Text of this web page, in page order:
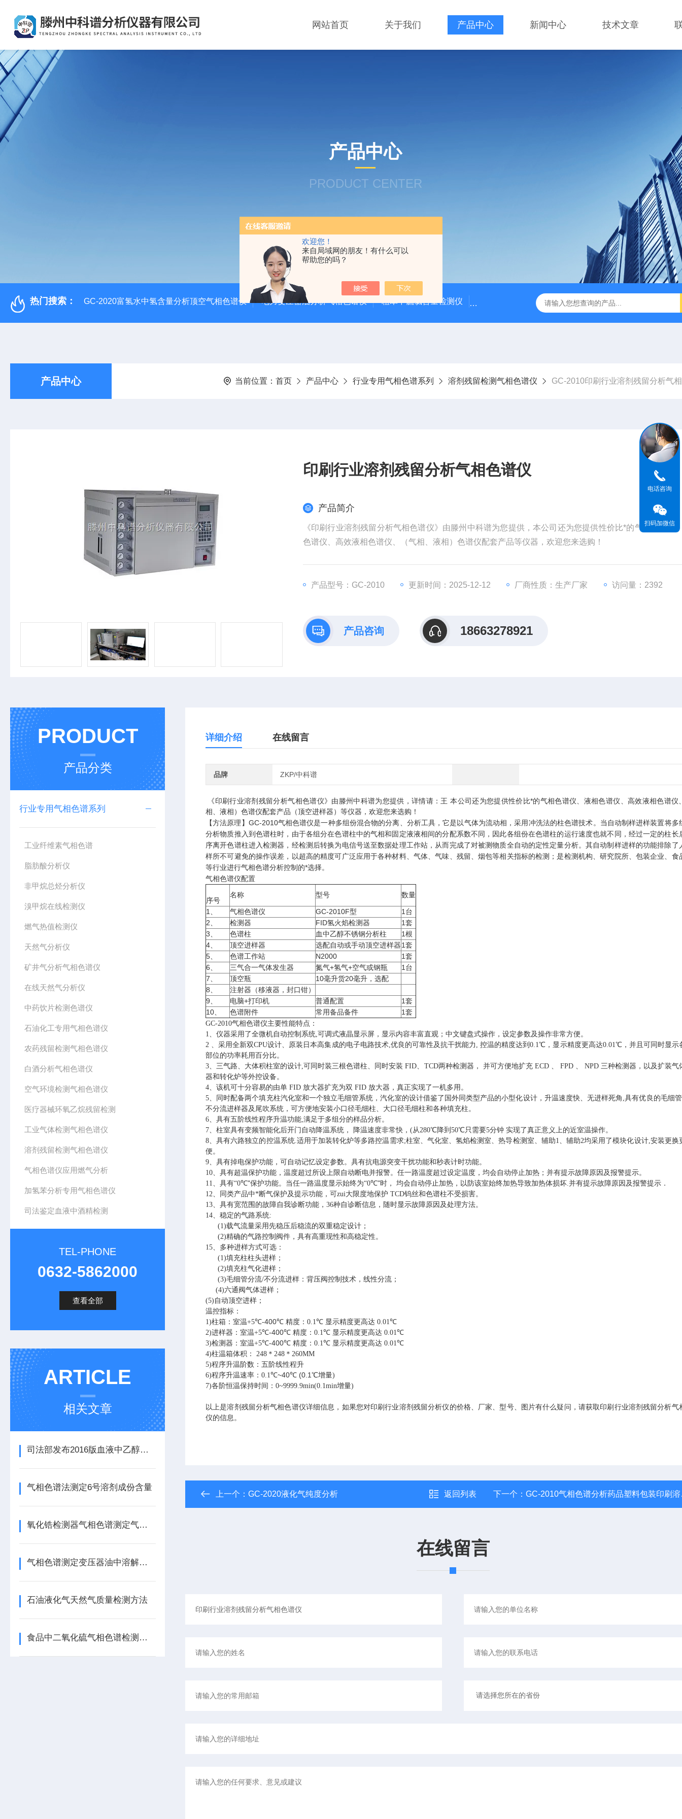
欢迎您！
来自局域网的朋友！有什么可以
帮助您的吗？
网站首页 关于我们 产品中心 新闻中心 技术文章
产品中心
PRODUCT CENTER
热门搜索： GC-2020富氢水中氢含量分析顶空气相色谱仪 电力变压器油分析气相色谱仪 粗苯中硫氯含量检测仪 国产气相色谱仪价格/国产气相色谱仪厂家
产品中心 当前位置： 首页 产品中心 行业专用气相色谱系列 溶剂残留检测气相色谱仪 GC-2010印刷行业溶剂残留分析气
印刷行业溶剂残留分析气相色谱仪
产品简介
《印刷行业溶剂残留分析气相色谱仪》由滕州中科谱为您提供，本公司还为您提供性价比*的气相色谱仪
色谱仪、高效液相色谱仪、（气相、液相）色谱仪配套产品等仪器，欢迎您来选购！
产品型号：GC-2010 更新时间：2025-12-12 厂商性质：生产厂家 访问量：2392
产品咨询 18663278921
PRODUCT
产品分类
行业专用气相色谱系列
工业纤维素气相色谱
脂肪酸分析仪
非甲烷总烃分析仪
溴甲烷在线检测仪
燃气热值检测仪
天然气分析仪
矿井气分析气相色谱仪
在线天然气分析仪
中药饮片检测色谱仪
石油化工专用气相色谱仪
农药残留检测气相色谱仪
白酒分析气相色谱仪
空气环境检测气相色谱仪
医疗器械环氧乙烷残留检测
工业气体检测气相色谱仪
溶剂残留检测气相色谱仪
气相色谱仪应用燃气分析
加氢苯分析专用气相色谱仪
司法鉴定血液中酒精检测
TEL-PHONE
0632-5862000
查看全部
ARTICLE
相关文章
司法部发布2016版血液中乙醇的测定顶空气相色谱法
气相色谱法测定6号溶剂成份含量
氧化锆检测器气相色谱测定气体中微量氢、氧、甲烷、一氧化碳含量
气相色谱测定变压器油中溶解气体含量
石油液化气天然气质量检测方法
食品中二氧化硫气相色谱检测方法
详细介绍 在线留言
品牌 ZKP/中科谱
《印刷行业溶剂残留分析气相色谱仪》由滕州中科谱为您提供，详情请：王 本公司还为您提供性价比*的气相色谱仪、液相色谱仪、高效液相色谱仪
相、液相）色谱仪配套产品（顶空进样器）等仪器，欢迎您来选购！
【方法原理】 GC-2010气相色谱仪是一种多组份混合物的分离、分析工具，它是以气体为流动相，采用冲洗法的柱色谱技术。当自动制样进样装置将多
分析物质推入到色谱柱时，由于各组分在色谱柱中的气相和固定液液相间的分配系数不同，因此各组份在色谱柱的运行速度也就不同，经过一定的柱长
序离开色谱柱进入检测器，经检测后转换为电信号送至数据处理工作站，从而完成了对被测物质全自动的定性定量分析。其自动制样进样的功能排除了
样所不可避免的操作误差，以超高的精度可广泛应用于各种材料、气体、气味、残留、烟包等相关指标的检测；是检测机构、研究院所、包装企业、食
等行业进行气相色谱分析控制的*选择。
气相色谱仪配置
序号
名称 型号 数量
1、 气相色谱仪 GC-2010F型
1台
2、
检测器 FID氢火焰检测器
1套
3、
色谱柱 血中乙醇不锈钢分析柱
1根
4、
顶空进样器 选配自动或手动顶空进样器1套
5、
色谱工作站 N2000
1套
6、
三气合一气体发生器 氮气+氢气+空气或钢瓶
1台
7、
顶空瓶
10毫升货20毫升，选配
8、
注射器（移液器，封口钳）
9、
电脑+打印机 普通配置
1套
10、 色谱附件 常用备品备件 1套
GC-2010气相色谱仪主要性能特点：
1、仪器采用了全微机自动控制系统,可调式液晶显示屏，显示内容丰富直观；中文键盘式操作，设定参数及操作非常方便。
2 、采用全新双CPU设计、原装日本高集成的电子电路技术,优良的可靠性及抗干扰能力 ,控温的精度达到0.1℃ ，显示精度更高达0.01℃，并且可同时显示
部位的功率耗用百分比。
3、三气路、大体积柱室的设计,可同时装三根色谱柱、同时安装 FID、 TCD两种检测器， 并可方便地扩充ECD 、 FPD 、 NPD 三种检测器，以及扩装气
器和转化炉等外控设备。
4、该机可十分容易的由单 FID 放大器扩充为双 FID 放大器，真正实现了一机多用。
5、同时配备两个填充柱汽化室和一个独立毛细管系统，汽化室的设计借鉴了国外同类型产品的小型化设计，升温速度快、无进样死角 ,具有优良的毛细
不分流进样器及尾吹系统，可方便地安装小口径毛细柱、大口径毛细柱和各种填充柱。
6、具有五阶线性程序升温功能,满足于多组分的样品分析。
7、柱室具有变频智能化后开门自动降温系统， 降温速度非常快， (从280℃降到 50℃只需要5分钟 实现了真正意义上的近室温操作。
8、具有六路独立的控温系统.适用于加装转化炉等多路控温需求;柱室、气化室、氢焰检测室、热导检测室、辅助1、辅助2均采用了模块化设计,安装更换
便。
9、具有掉电保护功能，可自动记忆设定参数。具有抗电源突变干扰功能和秒表计时功能。
10、具有超温保护功能，温度超过所设上限自动断电并报警。任一路温度超过设定温度，均会自动停止加热；并有提示故障原因及报警提示。
11、具有“0℃"保护功能。当任一路温度显示始终为“0℃"时， 均会自动停止加热，以防该室始终加热导致加热体损坏.并有提示故障原因及报警提示．
12、同类产品中*断气保护及提示功能，可zui大限度地保护 TCD钨丝和色谱柱不受损害。
13、具有宽范围的故障自我诊断功能， 36种自诊断信息，随时显示故障原因及处理方法。
14、稳定的气路系统:
(1)载气流量采用先稳压后稳流的双重稳定设计；
(2)精确的气路控制阀件，具有高重现性和高稳定性。
15、多种进样方式可选：
(1)填充柱柱头进样；
(2)填充柱气化进样；
(3)毛细管分流/不分流进样：背压阀控制技术，线性分流；
(4)六通阀气体进样；
(5) 自动顶空进样；
温控指标：
1)柱箱：室温+5℃-400℃ 精度： 0.1℃ 显示精度更高达 0.01℃
2)进样器：室温+5℃-400℃ 精度： 0.1℃ 显示精度更高达 0.01℃
3)检测器：室温+5℃-400℃ 精度： 0.1℃ 显示精度更高达 0.01℃
4)柱温箱体积： 248 ＊ 248 ＊ 260MM
5)程序升温阶数：五阶线性程升
6)程序升温速率： 0.1℃~40℃ (0.1 ℃增量)
7)各阶恒温保持时间： 0~9999.9min(0.1min增量)
以上是溶剂残留分析气相色谱仪详细信息，如果您对印刷行业溶剂残留分析仪的价格、厂家、型号、图片有什么疑问，请获取印刷行业溶剂残留分析气
仪的信息。
上一个： GC-2020液化气纯度分析 返回列表 下一个：GC-2010气相色谱分析药品塑料包装印刷溶剂残留量
在线留言
电话咨询
扫码加微信